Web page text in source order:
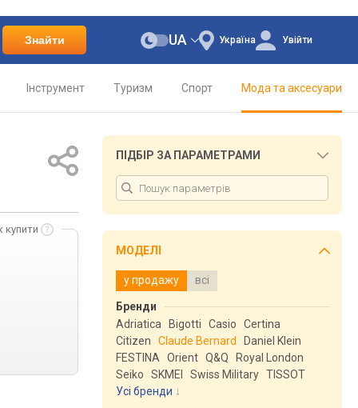
Знайти Україна
UA Увійти
Інструмент Туризм Спорт Мода та аксесуари
купити
ПІДБІР ЗА ПАРАМЕТРАМИ
МОДЕЛІ
у продажу всі
Бренди
Adriatica
Bigotti Casio
Certina
Citizen
Claude Bernard
Daniel Klein
FESTINA
Orient Q&Q
Royal London
Seiko
SKMEI Swiss Military TISSOT
Усі бренди